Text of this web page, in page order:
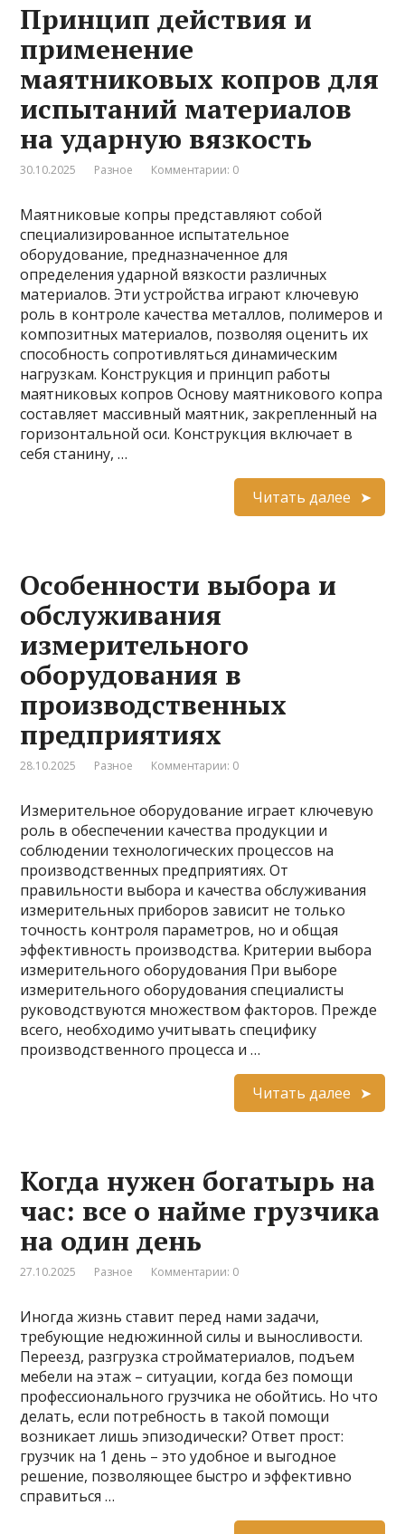
Принцип действия и
применение
маятниковых копров для
испытаний материалов
на ударную вязкость
30.10.2025 Разное Комментарии: 0
Маятниковые копры представляют собой
специализированное испытательное
оборудование, предназначенное для
определения ударной вязкости различных
материалов. Эти устройства играют ключевую
роль в контроле качества металлов, полимеров и
композитных материалов, позволяя оценить их
способность сопротивляться динамическим
нагрузкам. Конструкция и принцип работы
маятниковых копров Основу маятникового копра
составляет массивный маятник, закрепленный на
горизонтальной оси. Конструкция включает в
себя станину, …
Читать далее
Особенности выбора и
обслуживания
измерительного
оборудования в
производственных
предприятиях
28.10.2025 Разное Комментарии: 0
Измерительное оборудование играет ключевую
роль в обеспечении качества продукции и
соблюдении технологических процессов на
производственных предприятиях. От
правильности выбора и качества обслуживания
измерительных приборов зависит не только
точность контроля параметров, но и общая
эффективность производства. Критерии выбора
измерительного оборудования При выборе
измерительного оборудования специалисты
руководствуются множеством факторов. Прежде
всего, необходимо учитывать специфику
производственного процесса и …
Читать далее
Когда нужен богатырь на
час: все о найме грузчика
на один день
27.10.2025 Разное Комментарии: 0
Иногда жизнь ставит перед нами задачи,
требующие недюжинной силы и выносливости.
Переезд, разгрузка стройматериалов, подъем
мебели на этаж – ситуации, когда без помощи
профессионального грузчика не обойтись. Но что
делать, если потребность в такой помощи
возникает лишь эпизодически? Ответ прост:
грузчик на 1 день – это удобное и выгодное
решение, позволяющее быстро и эффективно
справиться …